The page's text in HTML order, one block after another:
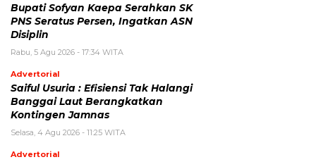
Bupati Sofyan Kaepa Serahkan SK
PNS Seratus Persen, Ingatkan ASN
Disiplin
Rabu, 5 Agu 2026 - 17:34 WITA
Advertorial
Saiful Usuria : Efisiensi Tak Halangi
Banggai Laut Berangkatkan
Kontingen Jamnas
Selasa, 4 Agu 2026 - 11:25 WITA
Advertorial